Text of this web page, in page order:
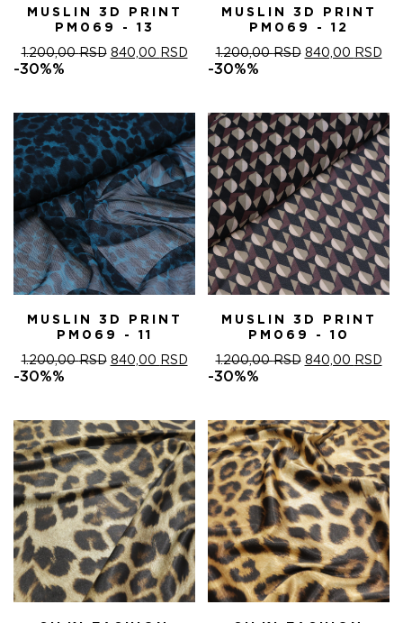
MUSLIN 3D PRINT
PM069 - 13
1.200,00RSD ОРИГИНАЛНА
1.200,00 RSD.
840,00 RSDТРЕНУТНА
ЦЕНА
-30%%
MUSLIN 3D PRINT
PM069 - 12
1.200,00RSD ОРИГИНАЛНА
1.200,00 RSD.
840,00 RSD
-30%%
MUSLIN 3D PRINT
PM069 - 11
1.200,00RSD ОРИГИНАЛНА
1.200,00 RSD.
840,00 RSDТРЕНУТНА
ЦЕНА
-30%%
MUSLIN 3D PRINT
PM069 - 10
1.200,00RSD ОРИГИНАЛНА
1.200,00 RSD.
840,00 RSD
-30%%